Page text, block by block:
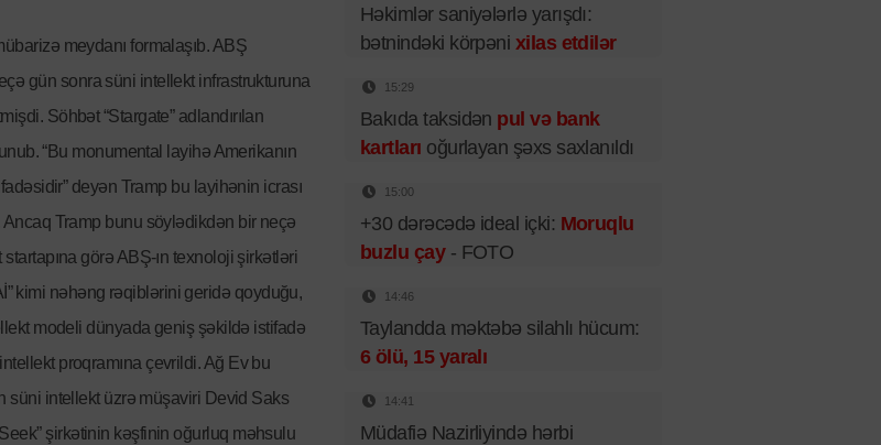
meydanı formalaşıb. ABŞ
gün sonra süni intellekt infrastrukturuna
Söhbət “Stargate” adlandırılan
“Bu monumental layihə Amerikanın
deyən Tramp bu layihənin icrası
Ancaq Tramp bunu söylədikdən bir neçə
görə ABŞ-ın texnoloji şirkətləri
kimi nəhəng rəqiblərini geridə qoyduğu,
modeli dünyada geniş şəkildə istifadə
proqramına çevrildi. Ağ Ev bu
süni intellekt üzrə müşaviri Devid Saks
şirkətinin kəşfinin oğurluq məhsulu
Həkimlər saniyələrlə yarışdı:
bətnindəki körpəni xilas etdilər
15:29
Bakıda taksidən pul və bank
kartları oğurlayan şəxs saxlanıldı
15:00
+30 dərəcədə ideal içki: Moruqlu
buzlu çay- FOTO
14:46
Taylandda məktəbə silahlı hücum:
6 ölü, 15 yaralı
14:41
Müdafiə Nazirliyində hərbi